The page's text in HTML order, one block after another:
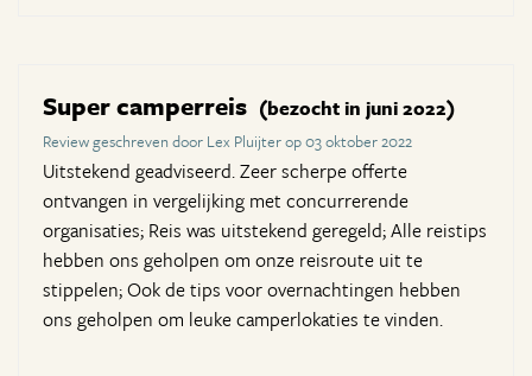
Super camperreis (bezocht in juni 2022)
Review geschreven door Lex Pluijter op 03 oktober 2022
Uitstekend geadviseerd. Zeer scherpe offerte
ontvangen in vergelijking met concurrerende
organisaties; Reis was uitstekend geregeld; Alle reistips
hebben ons geholpen om onze reisroute uit te
stippelen; Ook de tips voor overnachtingen hebben
ons geholpen om leuke camperlokaties te vinden.